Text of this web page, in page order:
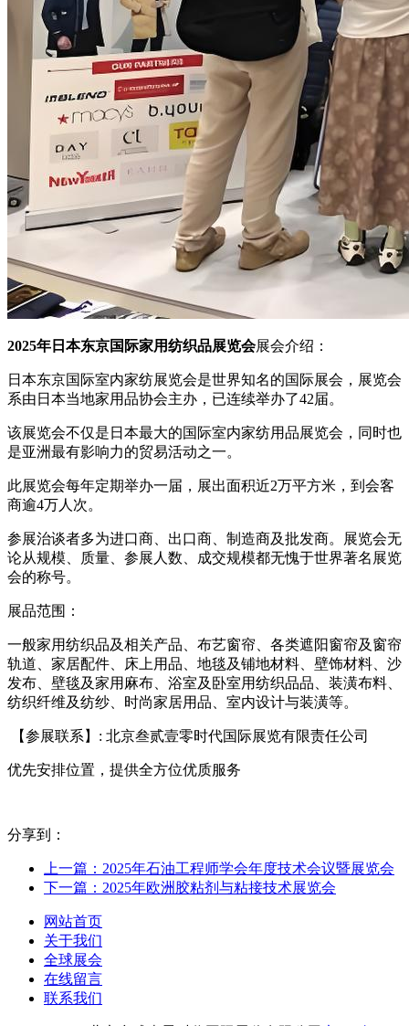
2025年日本东京国际家用纺织品展览会展会介绍：
日本东京国际室内家纺展览会是世界知名的国际展会，展览会
系由日本当地家用品协会主办，已连续举办了42届。
该展览会不仅是日本最大的国际室内家纺用品展览会，同时也
是亚洲最有影响力的贸易活动之一。
此展览会每年定期举办一届，展出面积近2万平方米，到会客
商逾4万人次。
参展治谈者多为进口商、出口商、制造商及批发商。展览会无
论从规模、质量、参展人数、成交规模都无愧于世界著名展览
会的称号。
展品范围：
一般家用纺织品及相关产品、布艺窗帘、各类遮阳窗帘及窗帘
轨道、家居配件、床上用品、地毯及铺地材料、壁饰材料、沙
发布、壁毯及家用麻布、浴室及卧室用纺织品品、装潢布料、
纺织纤维及纺纱、时尚家居用品、室内设计与装潢等。
【参展联系】: 北京叁贰壹零时代国际展览有限责任公司
优先安排位置，提供全方位优质服务
分享到：
上一篇：2025年石油工程师学会年度技术会议暨展览会
下一篇：2025年欧洲胶粘剂与粘接技术展览会
网站首页
关于我们
全球展会
在线留言
联系我们